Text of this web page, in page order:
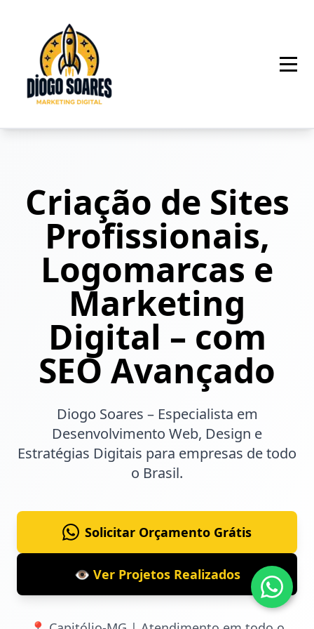
Criação de Sites
Profissionais,
Logomarcas e
Marketing
Digital – com
SEO Avançado
Diogo Soares – Especialista em
Desenvolvimento Web, Design e
Estratégias Digitais para empresas de todo
o Brasil.
Solicitar Orçamento Grátis
👁️ Ver Projetos Realizados